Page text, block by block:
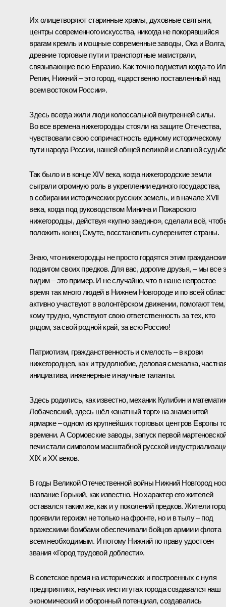
Их олицетворяют старинные храмы, духовные святыни,
центры современного искусства, никогда не покорявшийся
врагам кремль и мощные современные заводы, Ока и Волга,
древние торговые пути и транспортные магистрали,
связывающие всю Евразию. Как точно подметил когда-то
Репин, Нижний – это город, «царственно поставленный над
всем востоком России».
Здесь всегда жили люди колоссальной внутренней силы.
Во все времена нижегородцы стояли на защите Отечества,
чувствовали свою сопричастность единому историческому
пути народа России, нашей общей великой и славной
Так было и в конце XIV века, когда нижегородские земли
сыграли огромную роль в укреплении единого государства,
в собирании исторических русских земель, и в начале XVII
века, когда под руководством Минина и Пожарского
нижегородцы, действуя «купно заедино», сделали всё,
положить конец Смуте, восстановить суверенитет страны.
Знаю, что нижегородцы не просто гордятся этим
подвигом своих предков. Для вас, дорогие друзья, – мы все
видим – это пример. И не случайно, что в наше непростое
время так много людей в Нижнем Новгороде и по всей
активно участвуют в волонтёрском движении, помогают тем,
кому трудно, чувствуют свою ответственность за тех, кто
рядом, за свой родной край, за всю Россию!
Патриотизм, гражданственность и смелость – в крови
нижегородцев, как и трудолюбие, деловая смекалка,
инициатива, инженерные и научные таланты.
Здесь родились, как известно, механик Кулибин и
Лобачевский, здесь шёл «знатный торг» на знаменитой
ярмарке – одном из крупнейших торговых центров Европы
времени. А Сормовские заводы, запуск первой
печи стали символом масштабной русской
XIX и XX веков.
В годы Великой Отечественной войны Нижний Новгород
название Горький, как известно. Но характер его жителей
оставался таким же, как и у поколений предков. Жители
проявили героизм не только на фронте, но и в тылу – под
вражескими бомбами обеспечивали бойцов армии и флота
всем необходимым. И потому Нижний по праву удостоен
звания «Город трудовой доблести».
В советское время на исторических и построенных с нуля
предприятиях, научных институтах города создавался наш
экономический и оборонный потенциал, создавались